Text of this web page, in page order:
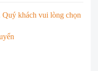
Quý khách vui lòng chọn